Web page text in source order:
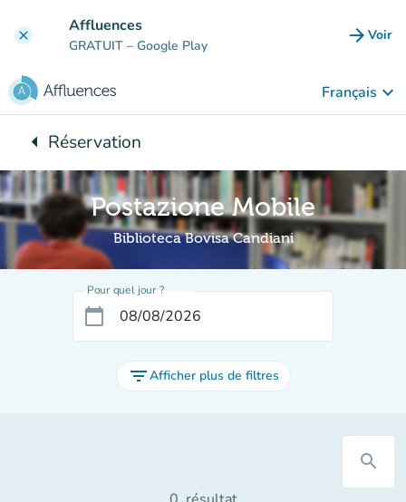
clear Affluences
GRATUIT – Google Play arrow_forward Voir
Français keyboard_arrow_down
arrow_leftRetour à :
Réservation
Postazione Mobile
Biblioteca Bovisa Candiani
Pour quel jour ?
calendar_today
filter_listAfficher plus de filtres
search